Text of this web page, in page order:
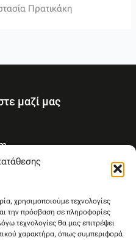
χρησιμοποιούμε τεχνολογίες
την πρόσβαση σε πληροφορίες
τεχνολογίες θα μας επιτρέψει
χαρακτήρα, όπως συμπεριφορά
Πρατικάκη
μαζί μας